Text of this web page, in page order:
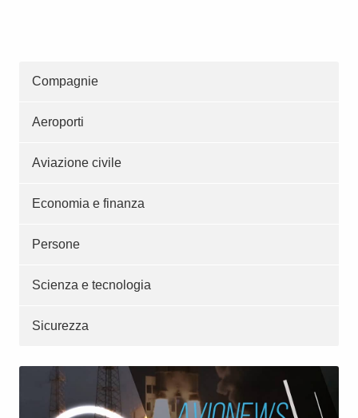
Compagnie
Aeroporti
Aviazione civile
Economia e finanza
Persone
Scienza e tecnologia
Sicurezza